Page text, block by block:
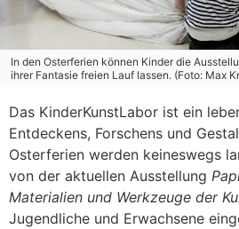
In den Osterferien können Kinder die
ihrer Fantasie freien Lauf lassen. (Foto: Max
Das KinderKunstLabor ist ein
Entdeckens, Forschens und
Osterferien werden keineswegs
von der aktuellen Ausstellung
Materialien und Werkzeuge der
Jugendliche und Erwachsene